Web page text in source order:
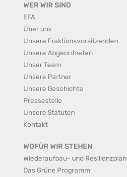
WER WIR SIND
EFA
Über uns
Unsere Fraktionsvorsitzenden
Unsere Abgeordneten
Unser Team
Unsere Partner
Unsere Geschichte
Pressestelle
Unsere Statuten
Kontakt
WOFÜR WIR STEHEN
Wiederaufbau- und Resilienzplan
Das Grüne Programm